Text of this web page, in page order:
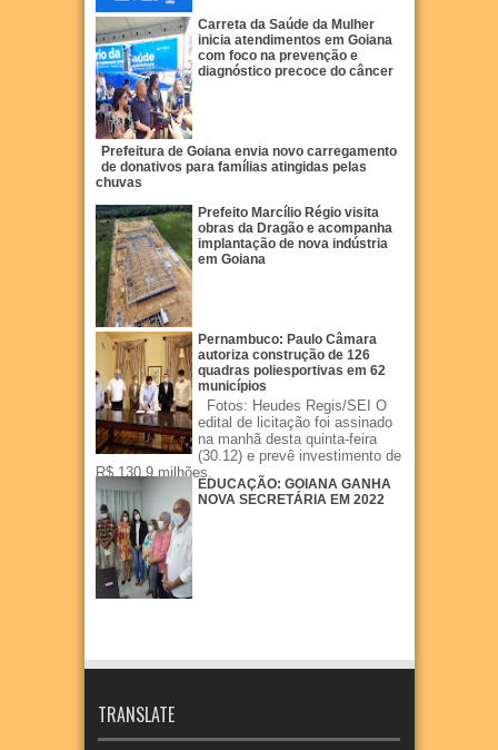
Carreta da Saúde da Mulher
inicia atendimentos em Goiana
com foco na prevenção e
diagnóstico precoce do câncer
Prefeitura de Goiana envia novo carregamento
de donativos para famílias atingidas pelas
chuvas
Prefeito Marcílio Régio visita
obras da Dragão e acompanha
implantação de nova indústria
em Goiana
Pernambuco: Paulo Câmara
autoriza construção de 126
quadras poliesportivas em 62
municípios
Fotos: Heudes Regis/SEI O
edital de licitação foi assinado
na manhã desta quinta-feira
(30.12) e prevê investimento de
R$ 130,9 milhões.
EDUCAÇÃO: GOIANA GANHA
NOVA SECRETÁRIA EM 2022
TRANSLATE